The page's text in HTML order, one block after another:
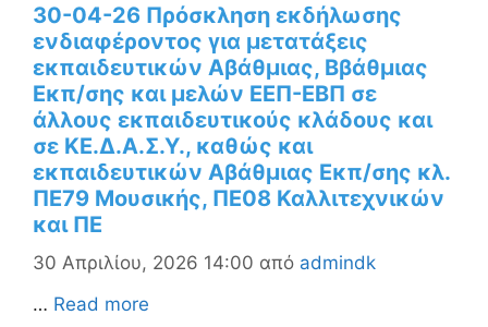
30-04-26 Πρόσκληση εκδήλωσης
ενδιαφέροντος για μετατάξεις
εκπαιδευτικών Αβάθμιας, Ββάθμιας
Εκπ/σης και μελών ΕΕΠ-ΕΒΠ σε
άλλους εκπαιδευτικούς κλάδους και
σε ΚΕ.Δ.Α.Σ.Υ., καθώς και
εκπαιδευτικών Αβάθμιας Εκπ/σης κλ.
ΠΕ79 Μουσικής, ΠΕ08 Καλλιτεχνικών
και ΠΕ
30 Απριλίου, 2026 14:00 από admindk
… Read more